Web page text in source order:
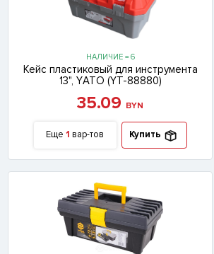
НАЛИЧИЕ = 6
Кейс пластиковый для инструмента
13", YАТО (YT-88880)
35.09 BYN
Еще 1 вар-тов Купить